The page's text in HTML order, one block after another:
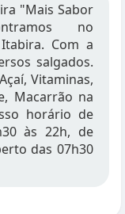
"Mais Sabor
no
Com a
salgados.
Vitaminas,
Macarrão na
horário de
às 22h, de
das 07h30